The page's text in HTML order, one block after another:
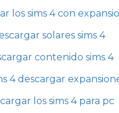
los sims 4 con
solares sims 4
contenido sims 4
4 descargar
los sims 4 para pc